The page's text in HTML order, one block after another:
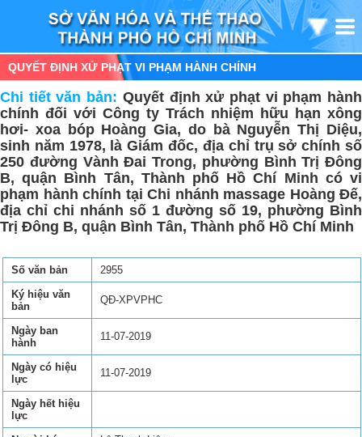
QUYẾT ĐỊNH XỬ PHẠT VI PHẠM HÀNH CHÍNH
Chi tiết văn bản: Quyết định xử phạt vi phạm hành
chính đối với Công ty Trách nhiệm hữu hạn xông
hơi- xoa bóp Hoàng Gia, do bà Nguyễn Thị Diệu,
sinh năm 1978, là Giám đốc, địa chỉ trụ sở chính số
250 đường Vành Đai Trong, phường Bình Trị Đông
B, quận Bình Tân, Thành phố Hồ Chí Minh có vi
phạm hành chính tại Chi nhánh massage Hoàng Đế,
địa chỉ chi nhánh số 1 đường số 19, phường Bình
Trị Đông B, quận Bình Tân, Thành phố Hồ Chí Minh
Số văn bản
2955
Ký hiệu văn
bản
QĐ-XPVPHC
Ngày ban
hành
11-07-2019
Ngày có hiệu
lực
11-07-2019
Ngày hết hiệu
lực